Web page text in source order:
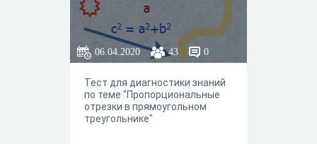
06.04.2020 43 0
Тест для диагностики знаний
по теме "Пропорциональные
отрезки в прямоугольном
треугольнике"